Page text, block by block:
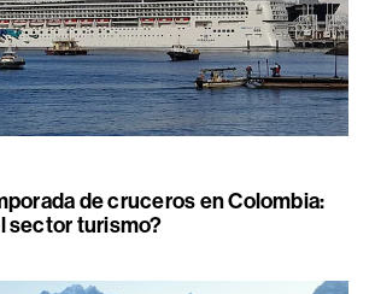
de cruceros en Colombia:
sector turismo?